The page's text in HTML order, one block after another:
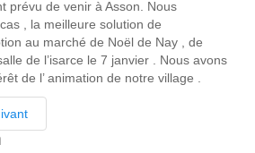
prévu de venir à Asson. Nous
, la meilleure solution de
au marché de Noël de Nay , de
de l’isarce le 7 janvier . Nous avons
de l’ animation de notre village .